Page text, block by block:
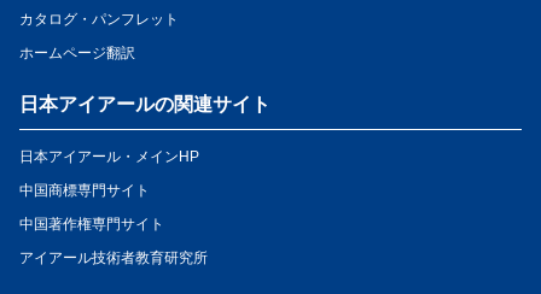
カタログ・パンフレット
ホームページ翻訳
日本アイアールの関連サイト
日本アイアール・メインHP
中国商標専門サイト
中国著作権専門サイト
アイアール技術者教育研究所